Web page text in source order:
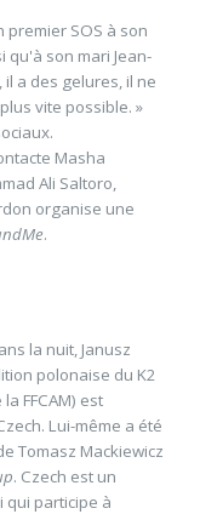
premier SOS à son
qu'à son mari Jean-
a des gelures, il ne
vite possible. »
Masha
Ali Saltoro,
organise une
.
la nuit, Janusz
polonaise du K2
FFCAM) est
Lui-même a été
Tomasz Mackiewicz
. Czech est un
qui participe à